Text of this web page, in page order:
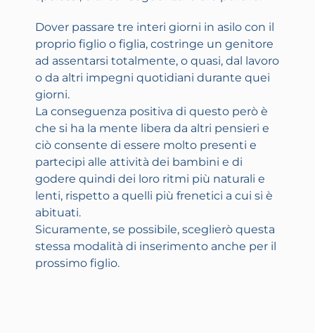
Dover passare tre interi giorni in asilo con il
proprio figlio o figlia, costringe un genitore
ad assentarsi totalmente, o quasi, dal lavoro
o da altri impegni quotidiani durante quei
giorni.
La conseguenza positiva di questo però è
che si ha la mente libera da altri pensieri e
ciò consente di essere molto presenti e
partecipi alle attività dei bambini e di
godere quindi dei loro ritmi più naturali e
lenti, rispetto a quelli più frenetici a cui si è
abituati.
Sicuramente, se possibile, sceglierò questa
stessa modalità di inserimento anche per il
prossimo figlio.